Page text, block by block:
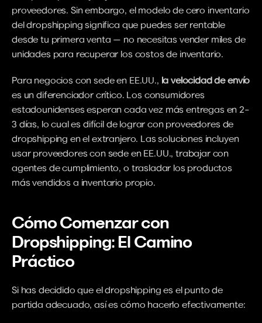
proveedores. Sin embargo, el modelo de cero inventario
del dropshipping significa que puedes ser rentable
desde tu primera venta — no necesitas vender miles de
unidades para recuperar los costos de inventario.
Para negocios con sede en EE.UU., la velocidad de envío
es un diferenciador crítico. Los consumidores
estadounidenses esperan cada vez más entregas en 2–
3 días, lo cual es difícil de lograr con proveedores de
dropshipping en el extranjero. Las soluciones incluyen
usar proveedores con sede en EE.UU., trabajar con
agentes de cumplimiento, o trasladar los productos
más vendidos a inventario propio.
Cómo Comenzar con
Dropshipping: El Camino
Práctico
Si has decidido que el dropshipping es el punto de
partida adecuado, así es cómo hacerlo efectivamente: